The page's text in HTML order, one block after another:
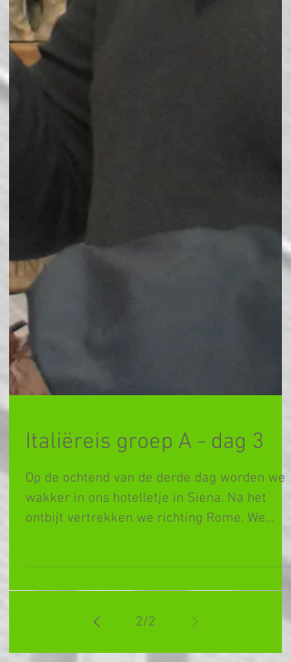
Italiëreis groep A - dag 3
nemen een tussenstop in Orvieto. Op het
adembenemende uitkijkpunt zet meneer
Joppen zijn leven op het spel voor de
groepsfoto. We dalen af doorheen het